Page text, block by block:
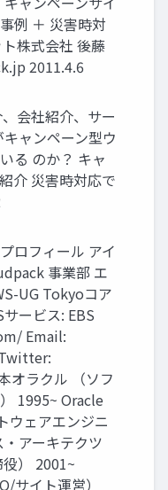
例 ＋ 災害時対
株式会社 後藤
2011.4.6
会社紹介、サー
ャンペーン型ウ
る のか？ キャ
介 災害時対応で
ロフィール アイ
事業部 エ
UG Tokyoコア
ービス: EBS
Email:
オラクル （ソフ
1995~ Oracle
ウェアエンジニ
アーキテクツ
役） 2001~
サイト運営）